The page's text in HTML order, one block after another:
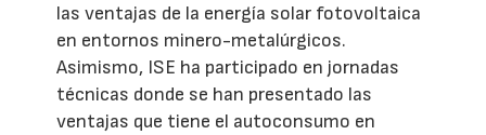
las ventajas de la energía solar fotovoltaica
en entornos minero-metalúrgicos.
Asimismo, ISE ha participado en jornadas
técnicas donde se han presentado las
ventajas que tiene el autoconsumo en